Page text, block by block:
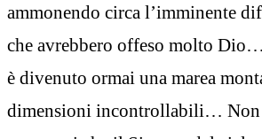
ammonendo circa l’imminente
che avrebbero offeso molto
è divenuto ormai una marea
dimensioni incontrollabili… Non